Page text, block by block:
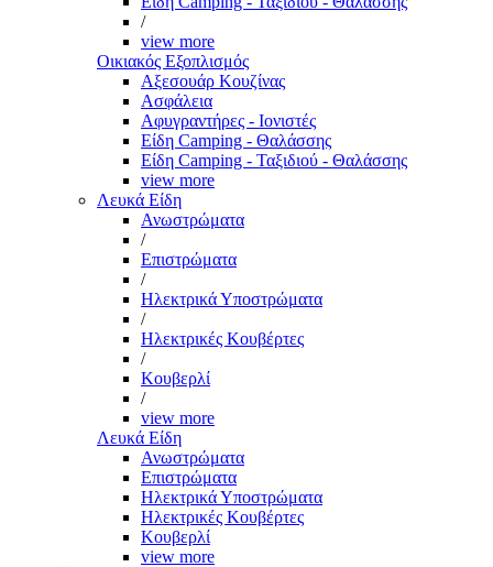
/
view more
Οικιακός Εξοπλισμός
Αξεσουάρ Κουζίνας
Ασφάλεια
Αφυγραντήρες - Ιονιστές
Είδη Camping - Θαλάσσης
Είδη Camping - Ταξιδιού - Θαλάσσης
view more
Λευκά Είδη
Ανωστρώματα
/
Επιστρώματα
/
Ηλεκτρικά Υποστρώματα
/
Ηλεκτρικές Κουβέρτες
/
Κουβερλί
/
view more
Λευκά Είδη
Ανωστρώματα
Επιστρώματα
Ηλεκτρικά Υποστρώματα
Ηλεκτρικές Κουβέρτες
Κουβερλί
view more